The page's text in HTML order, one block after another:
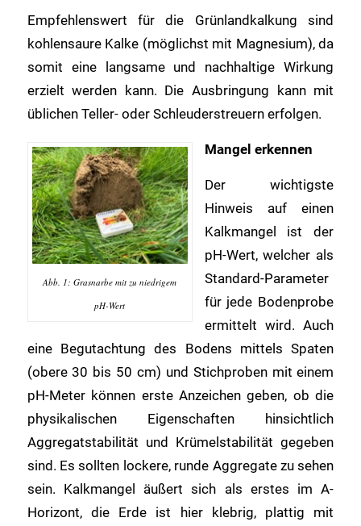
Empfehlenswert für die Grünlandkalkung sind
kohlensaure Kalke (möglichst mit Magnesium), da
somit eine langsame und nachhaltige Wirkung
erzielt werden kann. Die Ausbringung kann mit
üblichen Teller- oder Schleuderstreuern erfolgen.
Abb. 1: Grasnarbe mit zu niedrigem
pH-Wert
Mangel erkennen
Der wichtigste
Hinweis auf einen
Kalkmangel ist der
pH-Wert, welcher als
Standard-Parameter
für jede Bodenprobe
ermittelt wird. Auch
eine Begutachtung des Bodens mittels Spaten
(obere 30 bis 50 cm) und Stichproben mit einem
pH-Meter können erste Anzeichen geben, ob die
physikalischen Eigenschaften hinsichtlich
Aggregatstabilität und Krümelstabilität gegeben
sind. Es sollten lockere, runde Aggregate zu sehen
sein. Kalkmangel äußert sich als erstes im A-
Horizont, die Erde ist hier klebrig, plattig mit